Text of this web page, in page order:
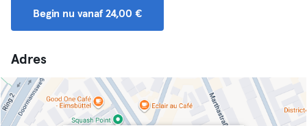
Begin nu vanaf 24,00 €
Adres